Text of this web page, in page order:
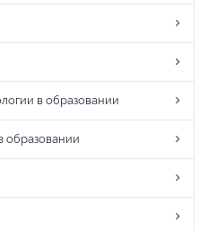
в образовании
образовании